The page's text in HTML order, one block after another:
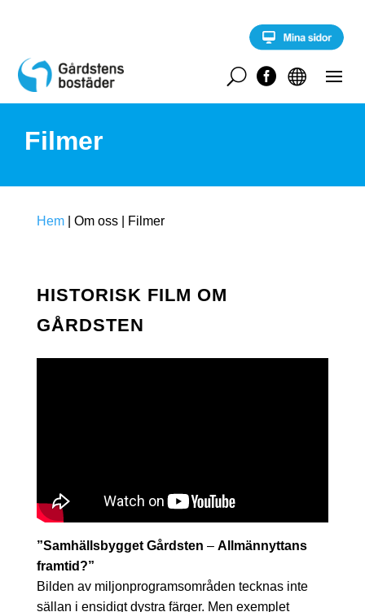
c
n


U
Filmer
Hem Om oss Filmer
HISTORISK FILM OM
GÅRDSTEN
”Samhällsbygget Gårdsten – Allmännyttans
framtid?”
Bilden av miljonprogramsområden tecknas inte
sällan i ensidigt dystra färger. Men exemplet